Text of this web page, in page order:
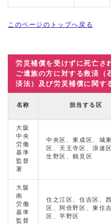
このページのトップへ戻る
労災補償を受けずに死亡さ
ご遺族の方に対する救済（
済法）及び労災補償に関す
名称 担当する区
大阪
中央
労働
基準
監督
署
中央区、東成区、城東
区、天王寺区、浪速区
生野区、鶴見区
大阪
南
労働
基準
監督
住之江区、住吉区、
区、阿倍野区、東住吉
区、平野区